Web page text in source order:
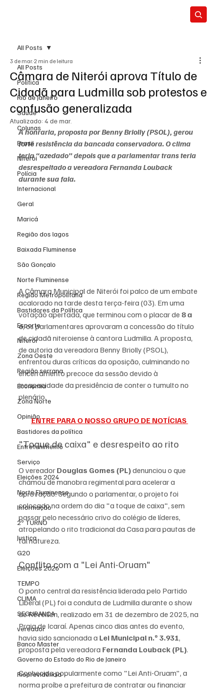
All Posts
Política
Rio de Janeiro
Saúde
Colunas
Brasil
Niterói
Polícia
Internacional
Geral
Maricá
Região dos lagos
Baixada Fluminense
São Gonçalo
Norte Fluminense
Região Metropolitana
Bastidores da Política
Esporte
Niterói
Zona Oeste
Região serrana
Economia
Zona Norte
Opinião
Bastidores da política
Entretenimento
Serviço
Eleições 2024
Norte Fluminense
Informação
2º TURNO
Justiça
G20
Eleições 2026
TEMPO
CLIMA
SEGURANÇA
vereador
Banco Master
Governo do Estado do Rio de Janeiro
Rioprevidência
All Posts
Câmara de Niterói aprova Título de
Cidadã para Ludmilla sob protestos e
confusão generalizada
3 de mar. 2 min de leitura
Atualizado: 4 de mar.
A honraria, proposta por Benny Briolly (PSOL), gerou
forte resistência da bancada conservadora. O clima
teria “azedado” depois que a parlamentar trans teria
desrespeitado a vereadora Fernanda Louback
durante sua fala.
A Câmara Municipal de Niterói foi palco de um embate
acalorado na tarde desta terça-feira (03). Em uma
votação apertada, que terminou com o placar de 8 a
6, os parlamentares aprovaram a concessão do título
de cidadã niteroiense à cantora Ludmilla. A proposta,
de autoria da vereadora Benny Briolly (PSOL),
enfrentou duras críticas da oposição, culminando no
encerramento precoce da sessão devido à
incapacidade da presidência de conter o tumulto no
plenário.
ENTRE PARA O NOSSO GRUPO DE NOTÍCIAS
"Toque de caixa" e desrespeito ao rito
O vereador Douglas Gomes (PL) denunciou o que
chamou de manobra regimental para acelerar a
aprovação. Segundo o parlamentar, o projeto foi
colocado na ordem do dia "a toque de caixa", sem
passar pelo necessário crivo do colégio de líderes,
atropelando o rito tradicional da Casa para pautas de
tal natureza.
Conflito com a "Lei Anti-Oruam"
O ponto central da resistência liderada pelo Partido
Liberal (PL) foi a conduta de Ludmilla durante o show
de Réveillon, realizado em 31 de dezembro de 2025, na
Praia de Icaraí. Apenas cinco dias antes do evento,
havia sido sancionada a Lei Municipal n.º 3.931,
proposta pela vereadora Fernanda Louback (PL).
Conhecida popularmente como "Lei Anti-Oruam", a
norma proíbe a prefeitura de contratar ou financiar